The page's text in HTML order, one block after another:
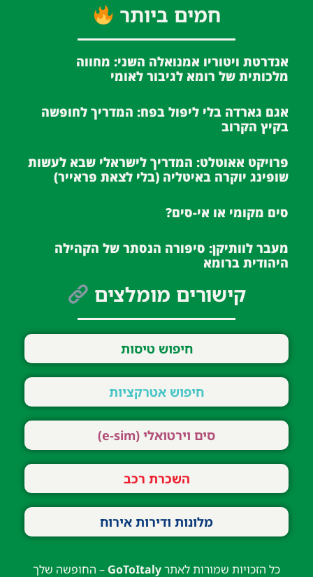
חמים ביותר
אנדרטת ויטוריו אמנואלה השני: מחווה
מלכותית של רומא לגיבור לאומי
אגם גארדה בלי ליפול בפח: המדריך לחופשה
בקיץ הקרוב
פרויקט אאוטלט: המדריך לישראלי שבא לעשות
שופינג יוקרה באיטליה (בלי לצאת פראייר)
סים מקומי או אי-סים?
מעבר לוותיקן: סיפורה הנסתר של הקהילה
היהודית ברומא
קישורים מומלצים
חיפוש טיסות
חיפוש אטרקציות
סים וירטואלי (e-sim)
השכרת רכב
מלונות ודירות אירוח
כל הזכויות שמורות לאתרGoToItaly– החופשה שלך